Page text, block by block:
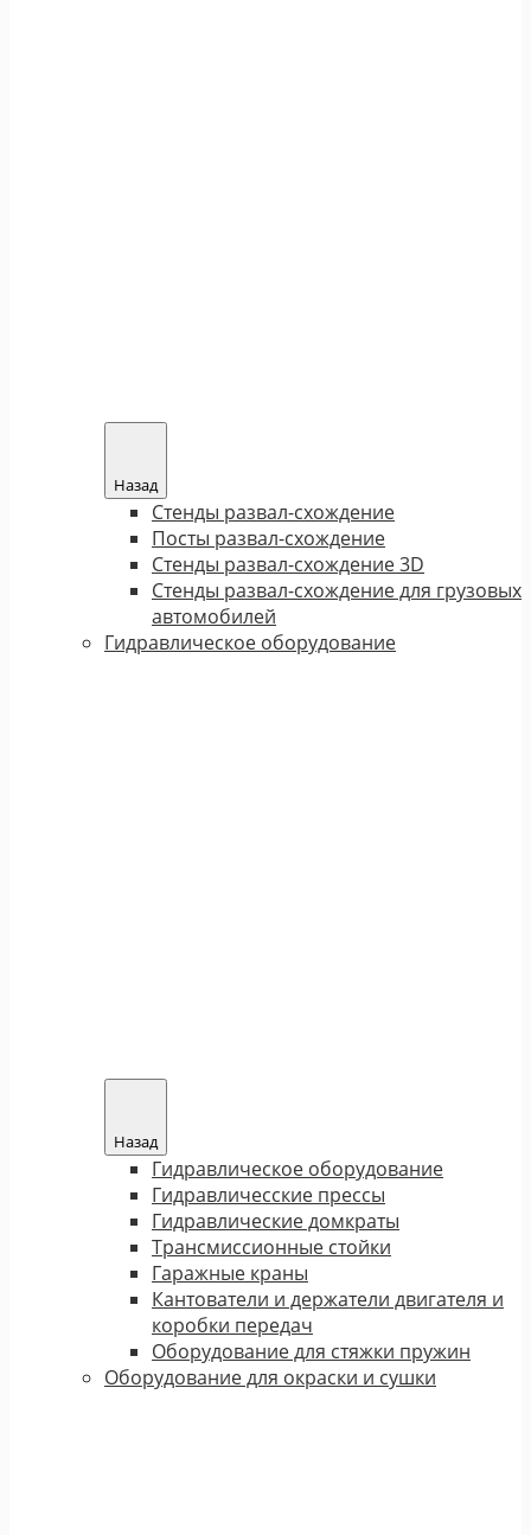
Назад
Стенды развал-схождение
Посты развал-схождение
Стенды развал-схождение 3D
Стенды развал-схождение для грузовых
автомобилей
Гидравлическое оборудование
Назад
Гидравлическое оборудование
Гидравличесские прессы
Гидравлические домкраты
Трансмиссионные стойки
Гаражные краны
Кантователи и держатели двигателя и
коробки передач
Оборудование для стяжки пружин
Оборудование для окраски и сушки